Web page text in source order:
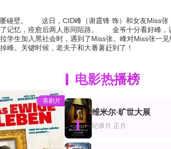
碰壁。 这日，CID峰（谢霆锋 饰）和女友Miss张
了记忆，痊愈后两人形同陌路。 金爷十分看好峰，
学生加入黑社会时，遇到了Miss张。峰对Miss张一见
峰。关键时候，老夫子和大番薯赶到了！
喜剧片
电影热播榜
1
维米尔·旷世大展
纪录片 正片